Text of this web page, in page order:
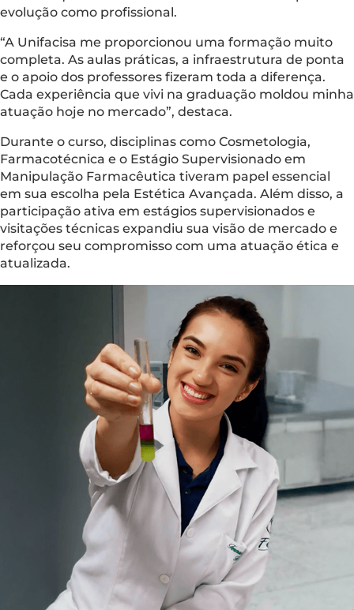
evolução como profissional.
“A Unifacisa me proporcionou uma formação muito
completa. As aulas práticas, a infraestrutura de ponta
e o apoio dos professores fizeram toda a diferença.
Cada experiência que vivi na graduação moldou minha
atuação hoje no mercado”, destaca.
Durante o curso, disciplinas como Cosmetologia,
Farmacotécnica e o Estágio Supervisionado em
Manipulação Farmacêutica tiveram papel essencial
em sua escolha pela Estética Avançada. Além disso, a
participação ativa em estágios supervisionados e
visitações técnicas expandiu sua visão de mercado e
reforçou seu compromisso com uma atuação ética e
atualizada.